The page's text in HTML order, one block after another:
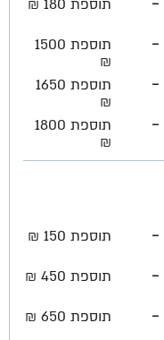
תוספת 180 ₪
-
תוספת 1500
₪
-
תוספת 1650
₪
-
תוספת 1800
₪
- תוספת 150 ₪
- תוספת 450 ₪
- תוספת 650 ₪